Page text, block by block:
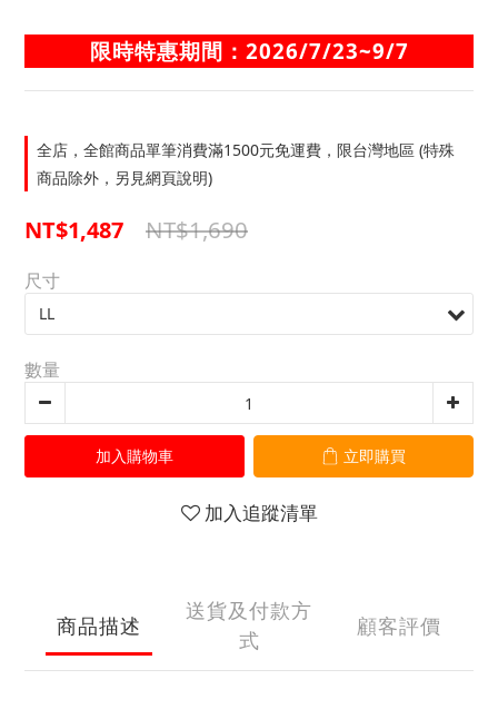
限時特惠期間：2026/7/23~9/7
全店，全館商品單筆消費滿1500元免運費，限台灣地區 (特殊
商品除外，另見網頁說明)
NT$1,487 NT$1,690
尺寸
數量
加入購物車 立即購買
加入追蹤清單
商品描述
送貨及付款方
式
顧客評價